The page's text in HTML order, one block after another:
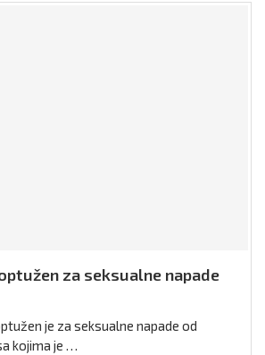
za seksualne napade
je za seksualne napade od
kojima je …